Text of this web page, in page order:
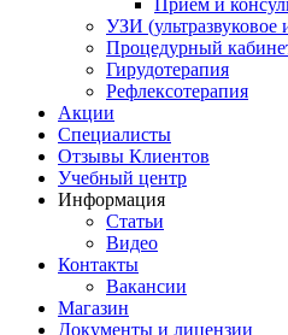
Прием и
УЗИ (ультразвуковое
Процедурный
Гирудотерапия
Рефлексотерапия
Акции
Специалисты
Отзывы Клиентов
Учебный центр
Информация
Статьи
Видео
Контакты
Вакансии
Магазин
Документы и лицензии